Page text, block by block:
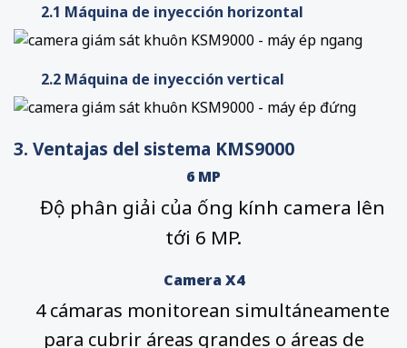
2.1 Máquina de inyección horizontal
2.2 Máquina de inyección vertical
3. Ventajas del sistema KMS9000
6 MP
Độ phân giải của ống kính camera lên
tới 6 MP.
Camera X4
4 cámaras monitorean simultáneamente
para cubrir áreas grandes o áreas de